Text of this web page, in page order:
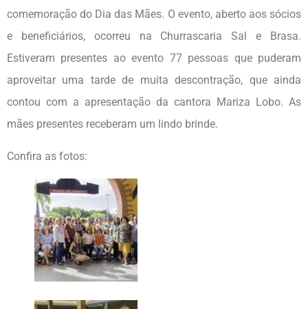
comemoração do Dia das Mães. O evento, aberto aos sócios
e beneficiários, ocorreu na Churrascaria Sal e Brasa.
Estiveram presentes ao evento 77 pessoas que puderam
aproveitar uma tarde de muita descontração, que ainda
contou com a apresentação da cantora Mariza Lobo. As
mães presentes receberam um lindo brinde.
Confira as fotos: